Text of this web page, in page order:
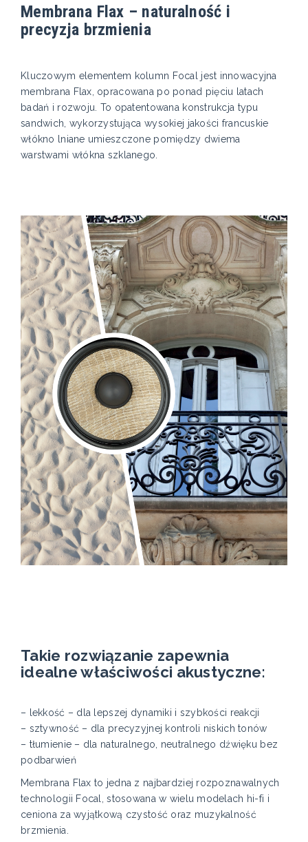
Membrana Flax – naturalność i
precyzja brzmienia
Kluczowym elementem kolumn Focal jest innowacyjna
membrana Flax, opracowana po ponad pięciu latach
badań i rozwoju. To opatentowana konstrukcja typu
sandwich, wykorzystująca wysokiej jakości francuskie
włókno lniane umieszczone pomiędzy dwiema
warstwami włókna szklanego.
Takie rozwiązanie zapewnia
idealne właściwości akustyczne:
– lekkość – dla lepszej dynamiki i szybkości reakcji
– sztywność – dla precyzyjnej kontroli niskich tonów
– tłumienie – dla naturalnego, neutralnego dźwięku bez
podbarwień
Membrana Flax to jedna z najbardziej rozpoznawalnych
technologii Focal, stosowana w wielu modelach hi-fi i
ceniona za wyjątkową czystość oraz muzykalność
brzmienia.